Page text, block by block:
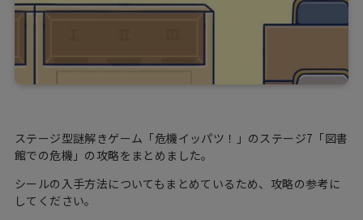
ステージ型謎解きゲーム「危機イッパツ！」のステージ7「図書
館での危機」の攻略をまとめました。
シールの入手方法についてもまとめているため、攻略の参考に
してください。